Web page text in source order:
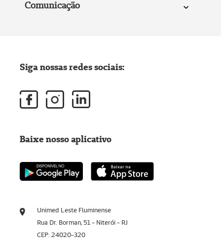
Comunicação
Unimed Leste Fluminense
Rua Dr. Borman, 51 - Niterói - RJ
CEP: 24020-320
Siga nossas redes sociais:
Baixe nosso aplicativo